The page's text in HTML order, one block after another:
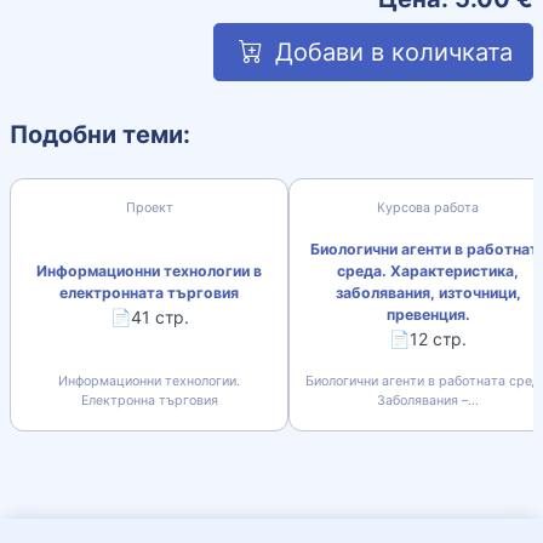
Добави в количката
Подобни теми:
Проект
Информационни технологии в
електронната търговия
📄41 стр.
Информационни технологии.
Електронна търговия
Курсова работа
Биологични агенти в
среда. Характеристика,
заболявания, източници,
превенция.
📄12 стр.
Биологични агенти в работната
Заболявания –...